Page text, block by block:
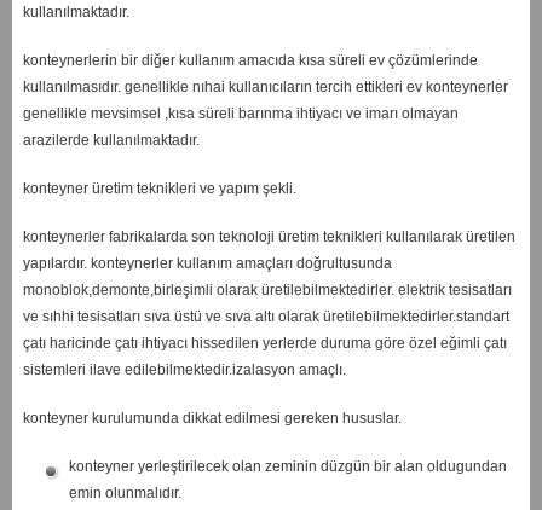
kullanılmaktadır.
konteynerlerin bir diğer kullanım amacıda kısa süreli ev çözümlerinde
kullanılmasıdır. genellikle nıhai kullanıcıların tercih ettikleri ev konteynerler
genellikle mevsimsel ,kısa süreli barınma ihtiyacı ve imarı olmayan
arazilerde kullanılmaktadır.
konteyner üretim teknikleri ve yapım şekli.
konteynerler fabrikalarda son teknoloji üretim teknikleri kullanılarak üretilen
yapılardır. konteynerler kullanım amaçları doğrultusunda
monoblok,demonte,birleşimli olarak üretilebilmektedirler. elektrik tesisatları
ve sıhhi tesisatları sıva üstü ve sıva altı olarak üretilebilmektedirler.standart
çatı haricinde çatı ihtiyacı hissedilen yerlerde duruma göre özel eğimli çatı
sistemleri ilave edilebilmektedir.izalasyon amaçlı.
konteyner kurulumunda dikkat edilmesi gereken hususlar.
konteyner yerleştirilecek olan zeminin düzgün bir alan oldugundan
emin olunmalıdır.